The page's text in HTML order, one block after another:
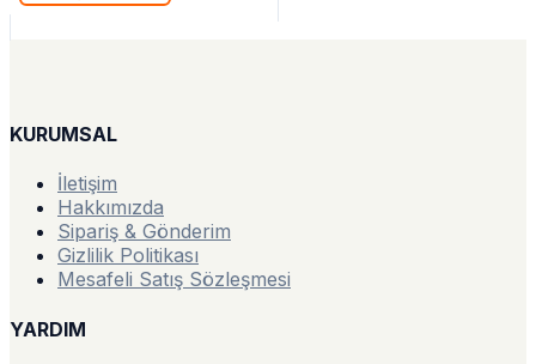
KURUMSAL
İletişim
Hakkımızda
Sipariş & Gönderim
Gizlilik Politikası
Mesafeli Satış Sözleşmesi
YARDIM